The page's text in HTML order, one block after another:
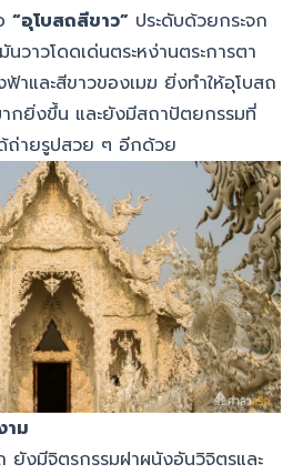
“อุโบสถสีขาว” ประดับด้วยกระจก
นวาวโดดเด่นตระหง่านตระการตา
และสีขาวของเมฆ ยิ่งทำให้อุโบสถ
กยิ่งขึ้น และยังมีสถาปัตยกรรมที่
ถ่ายรูปสวย ๆ อีกด้วย
าม
ยังมีจิตรกรรมฝาผนังอันวิจิตรและ